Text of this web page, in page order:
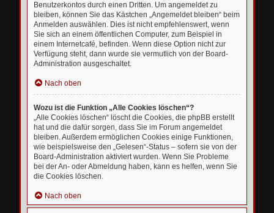
Benutzerkontos durch einen Dritten. Um angemeldet zu
bleiben, können Sie das Kästchen „Angemeldet bleiben“ beim
Anmelden auswählen. Dies ist nicht empfehlenswert, wenn
Sie sich an einem öffentlichen Computer, zum Beispiel in
einem Internetcafé, befinden. Wenn diese Option nicht zur
Verfügung steht, dann wurde sie vermutlich von der Board-
Administration ausgeschaltet.
Nach oben
Wozu ist die Funktion „Alle Cookies löschen“?
„Alle Cookies löschen“ löscht die Cookies, die phpBB erstellt
hat und die dafür sorgen, dass Sie im Forum angemeldet
bleiben. Außerdem ermöglichen Cookies einige Funktionen,
wie beispielsweise den „Gelesen“-Status – sofern sie von der
Board-Administration aktiviert wurden. Wenn Sie Probleme
bei der An- oder Abmeldung haben, kann es helfen, wenn Sie
die Cookies löschen.
Nach oben